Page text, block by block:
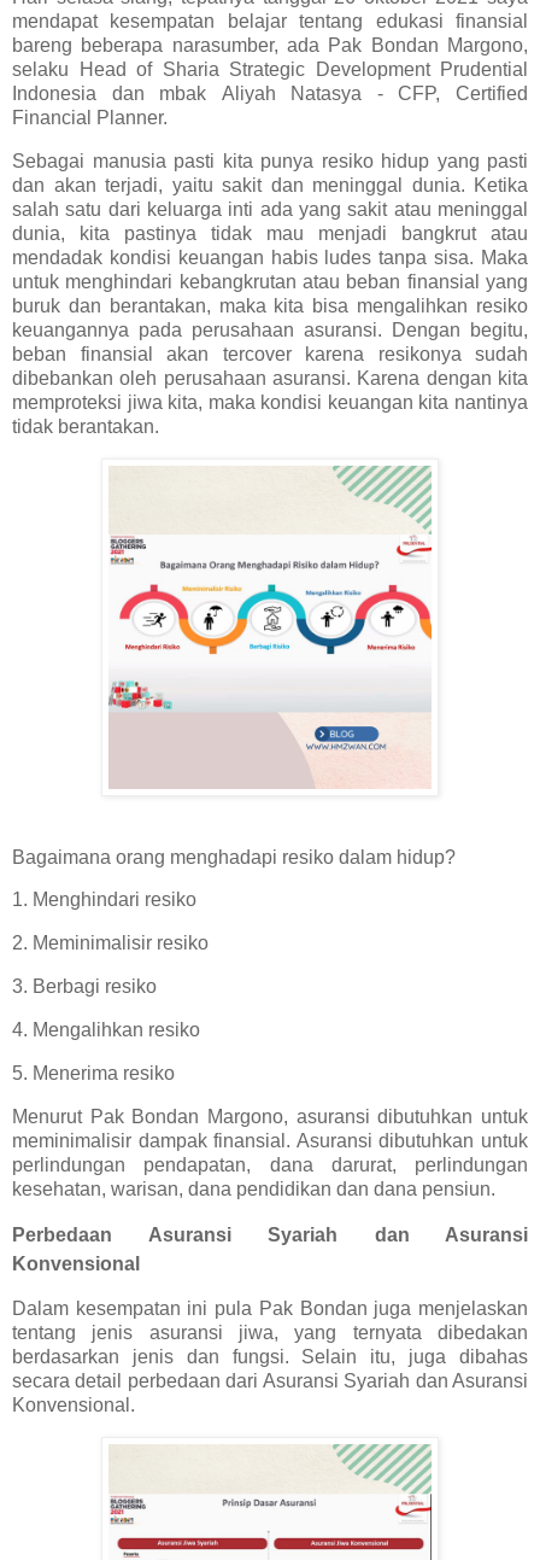
mendapat kesempatan belajar tentang edukasi finansial
bareng beberapa narasumber, ada Pak Bondan Margono,
selaku Head of Sharia Strategic Development Prudential
Indonesia dan mbak Aliyah Natasya - CFP, Certified
Financial Planner.
Sebagai manusia pasti kita punya resiko hidup yang pasti
dan akan terjadi, yaitu sakit dan meninggal dunia. Ketika
salah satu dari keluarga inti ada yang sakit atau meninggal
dunia, kita pastinya tidak mau menjadi bangkrut atau
mendadak kondisi keuangan habis ludes tanpa sisa. Maka
untuk menghindari kebangkrutan atau beban finansial yang
buruk dan berantakan, maka kita bisa mengalihkan resiko
keuangannya pada perusahaan asuransi. Dengan begitu,
beban finansial akan tercover karena resikonya sudah
dibebankan oleh perusahaan asuransi. Karena dengan kita
memproteksi jiwa kita, maka kondisi keuangan kita nantinya
tidak berantakan.
Bagaimana orang menghadapi resiko dalam hidup?
1. Menghindari resiko
2. Meminimalisir resiko
3. Berbagi resiko
4. Mengalihkan resiko
5. Menerima resiko
Menurut Pak Bondan Margono, asuransi dibutuhkan untuk
meminimalisir dampak finansial. Asuransi dibutuhkan untuk
perlindungan pendapatan, dana darurat, perlindungan
kesehatan, warisan, dana pendidikan dan dana pensiun.
Perbedaan Asuransi Syariah dan Asuransi
Konvensional
Dalam kesempatan ini pula Pak Bondan juga menjelaskan
tentang jenis asuransi jiwa, yang ternyata dibedakan
berdasarkan jenis dan fungsi. Selain itu, juga dibahas
secara detail perbedaan dari Asuransi Syariah dan Asuransi
Konvensional.